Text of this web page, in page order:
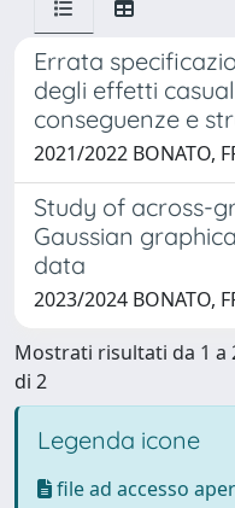
Errata
degli effetti
conseguenze e
2021/2022 BONATO,
Study of across-
Gaussian
data
2023/2024 BONATO,
Mostrati risultati da 1 a
di 2
Legenda icone
file ad accesso